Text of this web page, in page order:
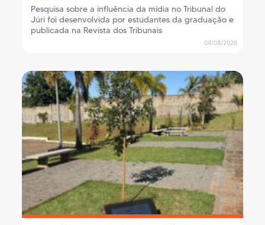
Pesquisa sobre a influência da mídia no Tribunal do
Júri foi desenvolvida por estudantes da graduação e
publicada na Revista dos Tribunais
04/08/2026